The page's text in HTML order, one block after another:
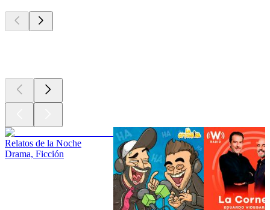
Relatos de la Noche
Drama, Ficción